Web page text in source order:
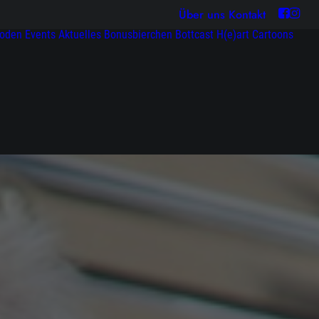
Über uns Kontakt
Events Aktuelles Bonusbierchen Bottcast H(e)art Cartoons